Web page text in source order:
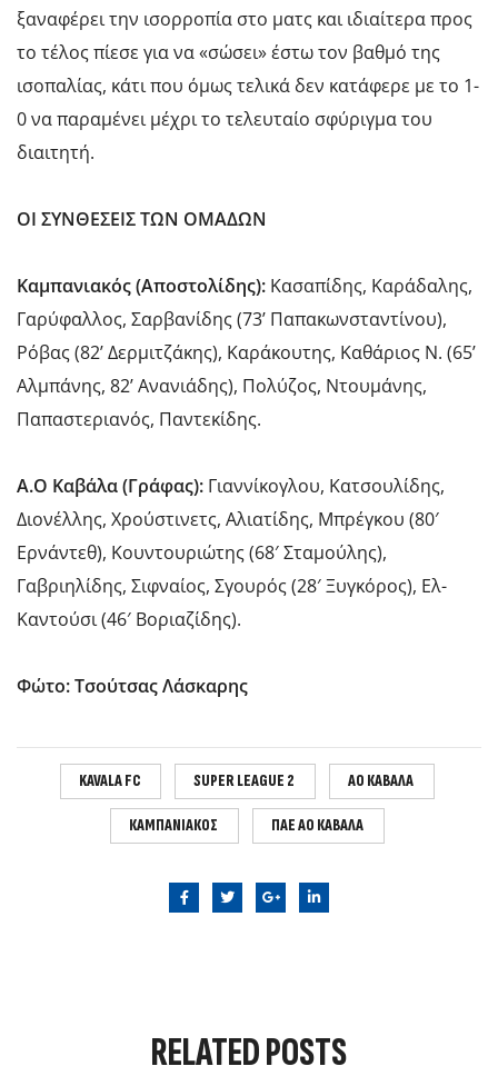
ξαναφέρει την ισορροπία στο ματς και ιδιαίτερα προς
το τέλος πίεσε για να «σώσει» έστω τον βαθμό της
ισοπαλίας, κάτι που όμως τελικά δεν κατάφερε με το 1-
0 να παραμένει μέχρι το τελευταίο σφύριγμα του
διαιτητή.
ΟΙ ΣΥΝΘΕΣΕΙΣ ΤΩΝ ΟΜΑΔΩΝ
Καμπανιακός (Αποστολίδης): Κασαπίδης, Καράδαλης,
Γαρύφαλλος, Σαρβανίδης (73’ Παπακωνσταντίνου),
Ρόβας (82’ Δερμιτζάκης), Καράκουτης, Καθάριος Ν. (65’
Αλμπάνης, 82’ Ανανιάδης), Πολύζος, Ντουμάνης,
Παπαστεριανός, Παντεκίδης.
Α.Ο Καβάλα (Γράφας): Γιαννίκογλου, Κατσουλίδης,
Διονέλλης, Χρούστινετς, Αλιατίδης, Μπρέγκου (80′
Ερνάντεθ), Κουντουριώτης (68′ Σταμούλης),
Γαβριηλίδης, Σιφναίος, Σγουρός (28′ Ξυγκόρος), Ελ-
Καντούσι (46′ Βοριαζίδης).
Φώτο: Τσούτσας Λάσκαρης
KAVALA FC SUPER LEAGUE 2 ΑΟ ΚΑΒΑΛΑ
ΚΑΜΠΑΝΙΑΚΟΣ ΠΑΕ ΑΟ ΚΑΒΑΛΑ
RELATEDPOSTS